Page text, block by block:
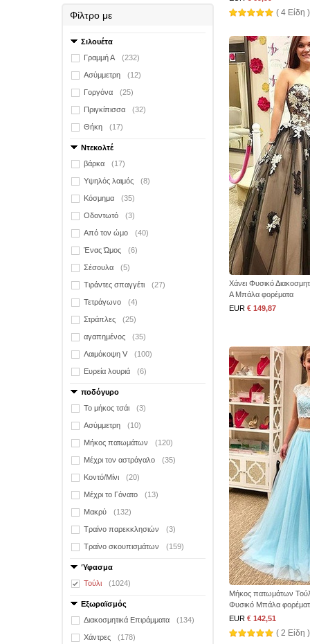
Φίλτρο με
Σιλουέτα
Γραμμή Α
(232)
Ασύμμετρη (12)
Γοργόνα (25)
Πριγκίπισσα (32)
Θήκη (17)
Ντεκολτέ
βάρκα
(17)
Υψηλός λαιμός (8)
Κόσμημα (35)
Οδοντωτό (3)
Από τον ώμο (40)
Ένας Ώμος (6)
Σέσουλα (5)
Τιράντες σπαγγέτι (27)
Τετράγωνο (4)
Στράπλες (25)
αγαπημένος (35)
Λαιμόκοψη V (100)
Ευρεία λουριά (6)
ποδόγυρο
Το μήκος τσάι
(3)
Ασύμμετρη (10)
Μήκος πατωμάτων (120)
Μέχρι τον αστράγαλο (35)
Κοντό/Μίνι (20)
Μέχρι το Γόνατο (13)
Μακρύ (132)
Τραίνο παρεκκλησιών (3)
Τραίνο σκουπισμάτων (159)
Ύφασμα
Τούλι
(1024)
Εξωραϊσμός
Διακοσμητικά Επιράμματα
(134)
Χάντρες (178)
( 4 Είδη )
Χάνει Φυσικό
Α Μπάλα φορέματα
EUR € 149,87
Μήκος πατωμάτων
Φυσικό Μπάλα
EUR € 142,51
( 2 Είδη )